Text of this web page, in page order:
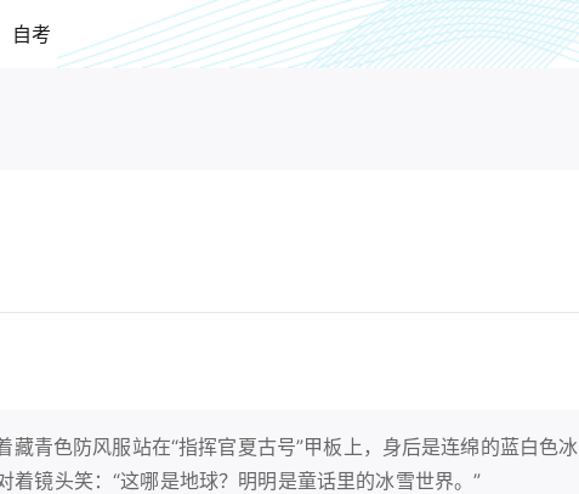
自考
青色防风服站在“指挥官夏古号”甲板上，身后是连绵的蓝白色冰
镜头笑：“这哪是地球？明明是童话里的冰雪世界。”